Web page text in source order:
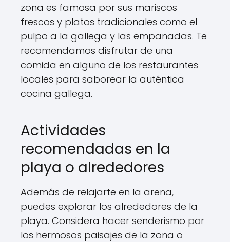
zona es famosa por sus mariscos
frescos y platos tradicionales como el
pulpo a la gallega y las empanadas. Te
recomendamos disfrutar de una
comida en alguno de los restaurantes
locales para saborear la auténtica
cocina gallega.
Actividades
recomendadas en la
playa o alrededores
Además de relajarte en la arena,
puedes explorar los alrededores de la
playa. Considera hacer senderismo por
los hermosos paisajes de la zona o